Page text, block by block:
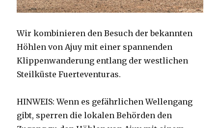
Wir kombinieren den Besuch der bekannten
Höhlen von Ajuy mit einer spannenden
Klippenwanderung entlang der westlichen
Steilküste Fuerteventuras.
HINWEIS: Wenn es gefährlichen Wellengang
gibt, sperren die lokalen Behörden den